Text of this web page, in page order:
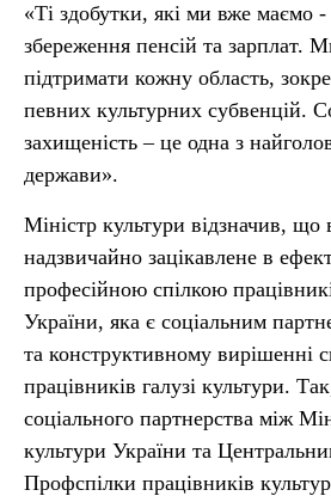
«Ті здобутки, які ми вже маємо
збереження пенсій та зарплат.
підтримати кожну область,
певних культурних субвенцій.
захищеність – це одна з
держави».
Міністр культури відзначив, що
надзвичайно зацікавлене в
професійною спілкою
України, яка є соціальним
та конструктивному вирішенні
працівників галузі культури.
соціального партнерства між
культури України та
Профспілки працівників